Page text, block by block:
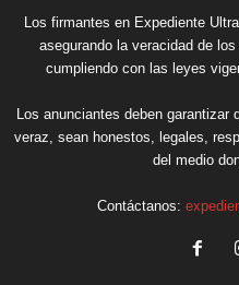
Los firmantes en Expediente
asegurando la veracidad de
cumpliendo con las leyes
Los anunciantes deben
veraz, sean honestos, legales,
del medio
Contáctanos: